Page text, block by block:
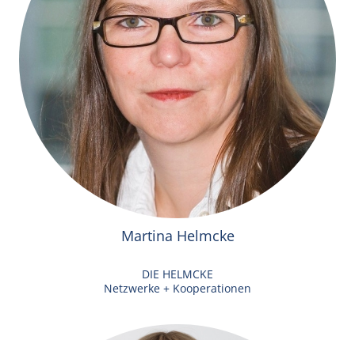
Martina Helmcke
DIE HELMCKE
Netzwerke + Kooperationen